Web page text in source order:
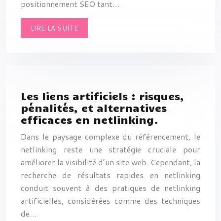
positionnement SEO tant…
LIRE LA SUITE
Les liens artificiels : risques,
pénalités, et alternatives
efficaces en netlinking.
Dans le paysage complexe du référencement, le
netlinking reste une stratégie cruciale pour
améliorer la visibilité d’un site web. Cependant, la
recherche de résultats rapides en netlinking
conduit souvent à des pratiques de netlinking
artificielles, considérées comme des techniques
de…